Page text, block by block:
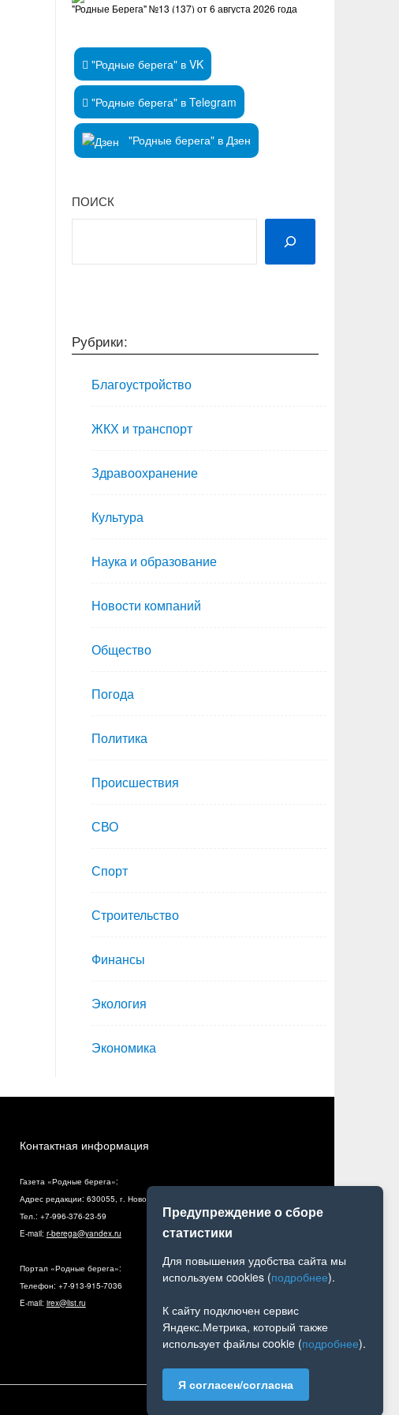
"Родные Берега" №13 (137) от 6 августа 2026 года
"Родные берега" в VK
"Родные берега" в Telegram
"Родные берега" в Дзен
ПОИСК
Рубрики:
Благоустройство
ЖКХ и транспорт
Здравоохранение
Культура
Наука и образование
Новости компаний
Общество
Погода
Политика
Происшествия
СВО
Спорт
Строительство
Финансы
Экология
Экономика
Контактная информация
Газета «Родные берега»:
Адрес редакции: 630055, г. Новосибирск, ул. Разъездная, 10, оф. 5
Тел.: +7-996-376-23-59
E-mail: r-berega@yandex.ru
Портал «Родные берега»:
Телефон: +7-913-915-7036
E-mail: irex@list.ru
Предупреждение о сборе
статистики
Для повышения удобства сайта мы
используем cookies (подробнее).
К сайту подключен сервис
Яндекс.Метрика, который также
использует файлы cookie (подробнее).
Я согласен/согласна